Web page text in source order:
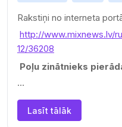
Rakstiņi no interneta
http://www.mixnews.lv/
12/36208
Poļu zinātnieks
…
Lasīt tālāk